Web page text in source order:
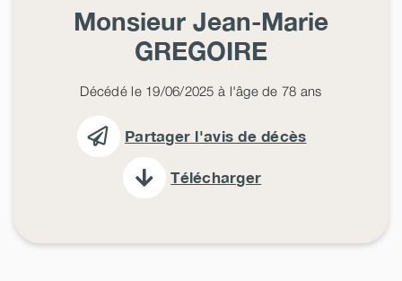
Monsieur Jean-Marie
GREGOIRE
Décédé le 19/06/2025 à l'âge de 78 ans
Partager l'avis de décès
Télécharger